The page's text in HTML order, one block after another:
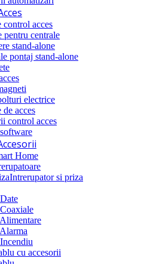
control acces
pentru centrale
stand-alone
pontaj stand-alone
electrice
de acces
control acces
Home
Intrerupator si priza
cu accesorii